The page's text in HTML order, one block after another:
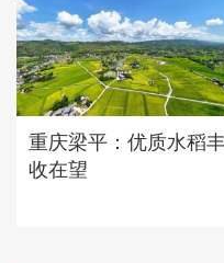
重庆梁平：优质水稻
收在望